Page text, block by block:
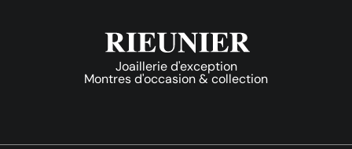
Joaillerie d'exception
Montres d'occasion & collection